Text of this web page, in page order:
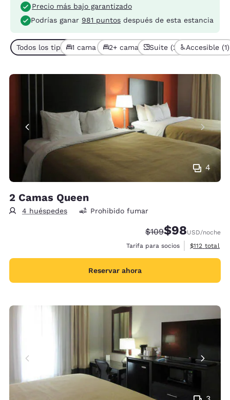
Precio más bajo garantizado
Podrías ganar 981 puntos después de esta estancia
Todos los tipos de habitación (4)
1 cama (3)2+ camas (1)Suite (2) Accesible (1)
4
2 Camas Queen
4 huéspedes Prohibido fumar
Precio tachado:
$109Precio con
$98USD/noche
Tarifa para socios
Ver detalles
$112 total
Reservar ahora